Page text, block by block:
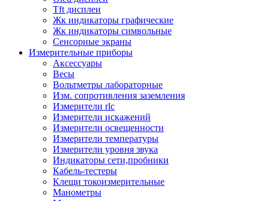
Tft дисплеи
Жк индикаторы графические
Жк индикаторы символьные
Сенсорные экраны
Измерительные приборы
Аксессуары
Весы
Вольтметры лабораторные
Изм. сопротивления заземления
Измерители rlc
Измерители искажений
Измерители освещенности
Измерители температуры
Измерители уровня звука
Индикаторы сети,пробники
Кабель-тестеры
Клещи токоизмерительные
Манометры